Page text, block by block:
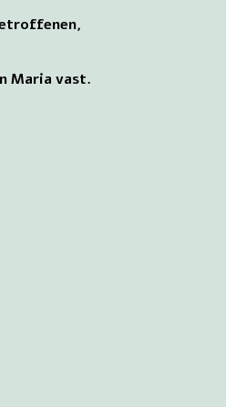
Maria vast.